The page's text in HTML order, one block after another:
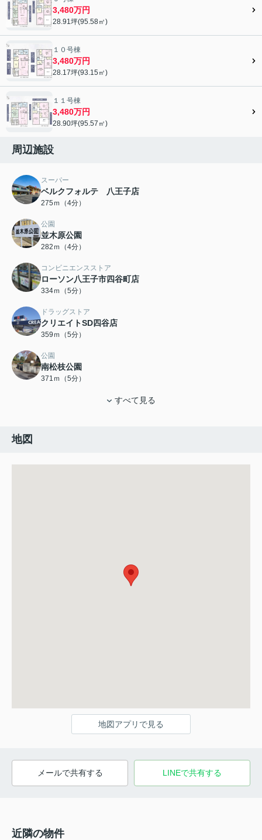
3,480万円
28.91坪(95.58㎡)
１０号棟
3,480万円
28.17坪(93.15㎡)
１１号棟
3,480万円
28.90坪(95.57㎡)
周辺施設
スーパー
ベルクフォルテ 八王子店
275ｍ（4分）
公園
並木原公園
282ｍ（4分）
コンビニエンスストア
ローソン八王子市四谷町店
334ｍ（5分）
ドラッグストア
クリエイトSD四谷店
359ｍ（5分）
公園
南松枝公園
371ｍ（5分）
すべて見る
地図
地図アプリで見る
メールで共有する LINEで共有する
近隣の物件